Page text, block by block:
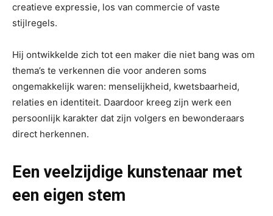
creatieve expressie, los van commercie of vaste
stijlregels.
Hij ontwikkelde zich tot een maker die niet bang was om
thema’s te verkennen die voor anderen soms
ongemakkelijk waren: menselijkheid, kwetsbaarheid,
relaties en identiteit. Daardoor kreeg zijn werk een
persoonlijk karakter dat zijn volgers en bewonderaars
direct herkennen.
Een veelzijdige kunstenaar met
een eigen stem